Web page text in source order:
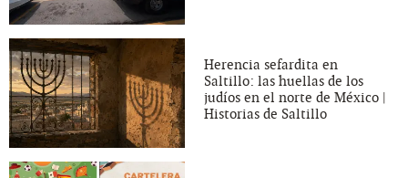
Herencia sefardita en
Saltillo: las huellas de los
judíos en el norte de México |
Historias de Saltillo